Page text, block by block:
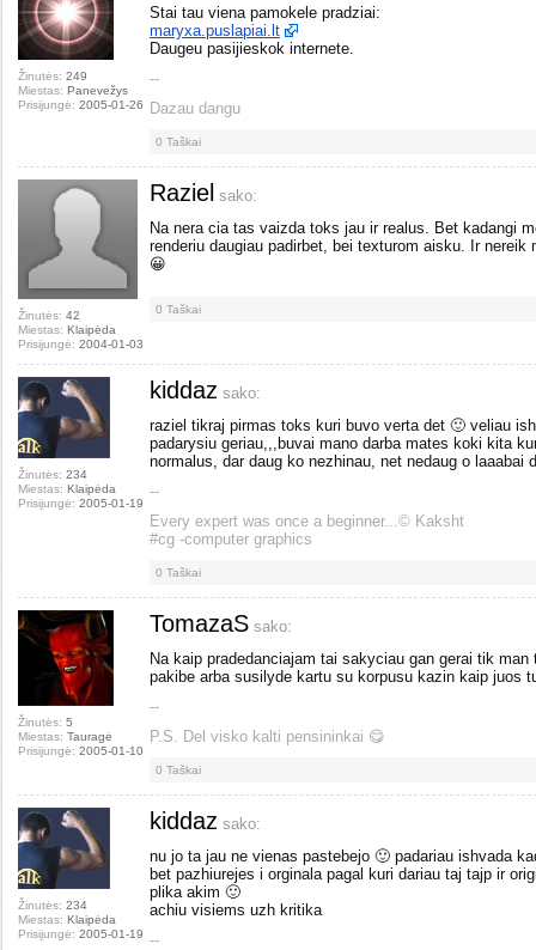
Žinutės: 249
Miestas: Panevežys
Prisijungė: 2005-01-26
Stai tau viena pamokele pradziai:
maryxa.puslapiai.lt
Daugeu pasijieskok internete.
--
Dazau dangu
0 Taškai
Žinutės: 42
Miestas: Klaipėda
Prisijungė: 2004-01-03
Raziel sako:
Na nera cia tas vaizda toks jau ir realus. Bet kadangi
renderiu daugiau padirbet, bei texturom aisku. Ir
😀
0 Taškai
Žinutės: 234
Miestas: Klaipėda
Prisijungė: 2005-01-19
kiddaz sako:
raziel tikraj pirmas toks kuri buvo verta det 🙂 veliau
padarysiu geriau,,,buvai mano darba mates koki kita
normalus, dar daug ko nezhinau, net nedaug o laaabai
--
Every expert was once a beginner...© Kaksht
#cg -computer graphics
0 Taškai
Žinutės: 5
Miestas: Tauragė
Prisijungė: 2005-01-10
TomazaS sako:
Na kaip pradedanciajam tai sakyciau gan gerai tik
pakibe arba susilyde kartu su korpusu kazin kaip juos
--
P.S. Del visko kalti pensininkai 😋
0 Taškai
Žinutės: 234
Miestas: Klaipėda
Prisijungė: 2005-01-19
kiddaz sako:
nu jo ta jau ne vienas pastebejo 🙂 padariau ishvada
bet pazhiurejes i orginala pagal kuri dariau taj tajp ir
plika akim 🙂
achiu visiems uzh kritika
--